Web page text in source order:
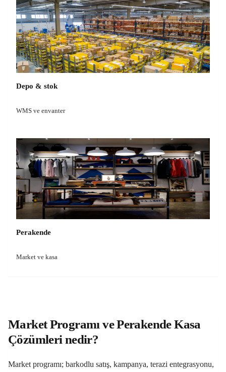
Depo & stok
WMS ve envanter
Perakende
Market ve kasa
Market Programı ve Perakende Kasa
Çözümleri nedir?
Market programı; barkodlu satış, kampanya, terazi entegrasyonu,